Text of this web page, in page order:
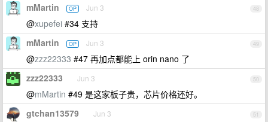
48
mMartin OP Jun 3
@xupefei #34 支持
49
mMartin OP Jun 3
@zzz22333 #47 再加点都能上 orin nano 了
50
zzz22333 Jun 3
@mMartin #49 是这家板子贵，芯片价格还好。
51
gtchan13579 Jun 3